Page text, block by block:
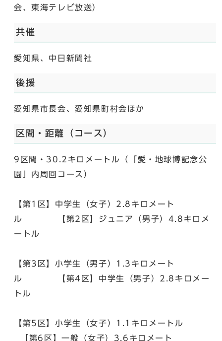
会、東海テレビ放送）
共催
愛知県、中日新聞社
後援
愛知県市長会、愛知県町村会ほか
区間・距離（コース）
9区間・30.2キロメートル（「愛・地球博記念公
園」内周回コース）
【第1区】中学生（女子）2.8キロメート
ル 【第2区】ジュニア（男子）4.8キロメ
ートル
【第3区】小学生（男子）1.3キロメート
ル 【第4区】中学生（男子）2.8キロメー
トル
【第5区】小学生（女子）1.1キロメートル
【第6区】一般（女子）3.6キロメート